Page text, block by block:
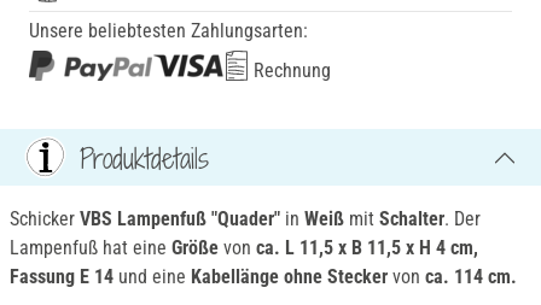
Unsere beliebtesten Zahlungsarten:
Rechnung
Produktdetails
Schicker VBS Lampenfuß "Quader" in Weiß mit Schalter. Der
Lampenfuß hat eine Größe von ca. L 11,5 x B 11,5 x H 4 cm,
Fassung E 14 und eine Kabellänge ohne Stecker von ca. 114 cm.